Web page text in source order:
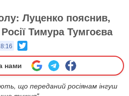
Луценко пояснив,
Тимура Тумгоєва
нами
що переданий росіянам інгуш